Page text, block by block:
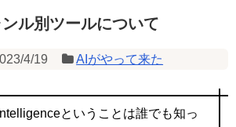
ル別ツールについて
4/19 AIがやって来た
ということは誰でも知っ